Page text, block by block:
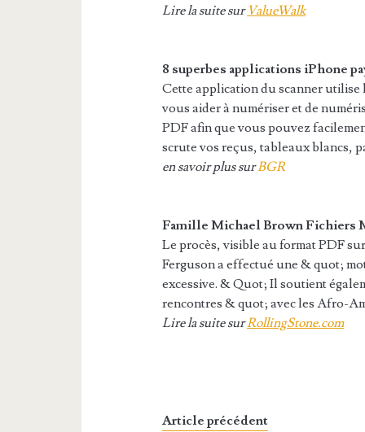
Lire la suite sur ValueWalk
8 superbes applications iPhone
Cette application du scanner utilise
vous aider à numériser et de
PDF afin que vous pouvez
scrute vos reçus, tableaux blancs,
en savoir plus surBGR
Famille Michael BrownFichiers
Le procès, visible au format PDF
Ferguson a effectué une & quot;
excessive. & Quot; Il soutient
rencontres & quot; avec les Afro-
Lire la suite surRollingStone.com
Article précédent